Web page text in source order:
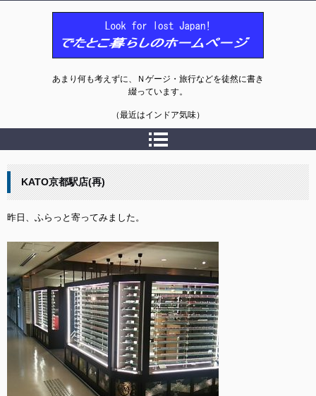
あまり何も考えずに、Ｎゲージ・旅行などを徒然に書き
綴っています。
（最近はインドア気味）
KATO京都駅店(再)
昨日、ふらっと寄ってみました。